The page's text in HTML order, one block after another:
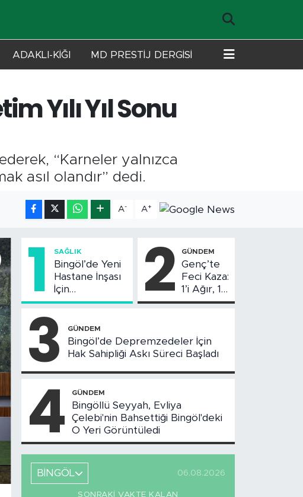
ADAKLI-KİĞI MD PRESTİJ DERGİSİ
Yılı Yıl Sonu
“Karneler yalnızca
asıl olandır” dedi.
A- A+
1 SAĞLIK
Bingöl’de Yeni
Hastane İnşası
İçin
Değerlendirme
Yapıldı
2 GÜNDEM
Genç’te
Feci Kaza:
1’i Ağır, 10
Yaralı
3 GÜNDEM
Bingöl’de Depremzedeler İçin
Hak Sahipliği Askı Süreci Başladı
4 GÜNDEM
Bingöllü Seyyah, Evliya
Çelebi'nin Bahsettiği Bingöl'deki
O Yeri Görüntüledi
BİNGÖL 06.08.2026
SONRAKI VAKTE KALAN